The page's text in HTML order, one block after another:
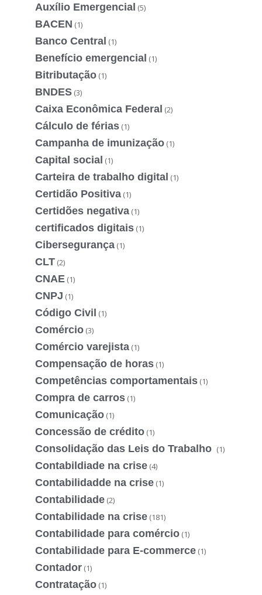
Auxílio Emergencial (5)
BACEN (1)
Banco Central (1)
Benefício emergencial (1)
Bitributação (1)
BNDES (3)
Caixa Econômica Federal (2)
Cálculo de férias (1)
Campanha de imunização (1)
Capital social (1)
Carteira de trabalho digital (1)
Certidão Positiva (1)
Certidões negativa (1)
certificados digitais (1)
Cibersegurança (1)
CLT (2)
CNAE (1)
CNPJ (1)
Código Civil (1)
Comércio (3)
Comércio varejista (1)
Compensação de horas (1)
Competências comportamentais (1)
Compra de carros (1)
Comunicação (1)
Concessão de crédito (1)
Consolidação das Leis do Trabalho (1)
Contabildiade na crise (4)
Contabilidadde na crise (1)
Contabilidade (2)
Contabilidade na crise (181)
Contabilidade para comércio (1)
Contabilidade para E-commerce (1)
Contador (1)
Contratação (1)